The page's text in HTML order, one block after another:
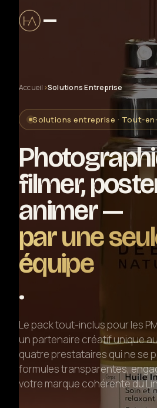
Production
Clip musical
Captation live &
Solutions entreprise
Drone certifié DGAC
Formation photo &
Animations
Création web & social
Location matériel
Accueil ›Solutions Entreprise
Solutions entreprise · Tout-
filmer,
animer —
par une
équipe
.
Le pack tout-inclus pour les
un partenaire créatif unique
quatre prestataires qui ne se
formules transparentes,
votre marque cohérente du